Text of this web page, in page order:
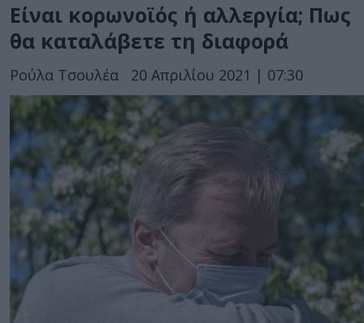
Είναι κορωνοϊός ή αλλεργία; Πως
θα καταλάβετε τη διαφορά
Ρούλα Τσουλέα 20 Απριλίου 2021 | 07:30